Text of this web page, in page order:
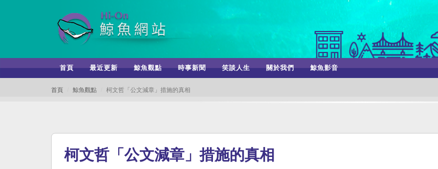
首頁 最近更新 鯨魚觀點 時事新聞 笑談人生 關於我們 鯨魚影音
首頁 鯨魚觀點 柯文哲「公文減章」措施的真相
柯文哲「公文減章」措施的真相